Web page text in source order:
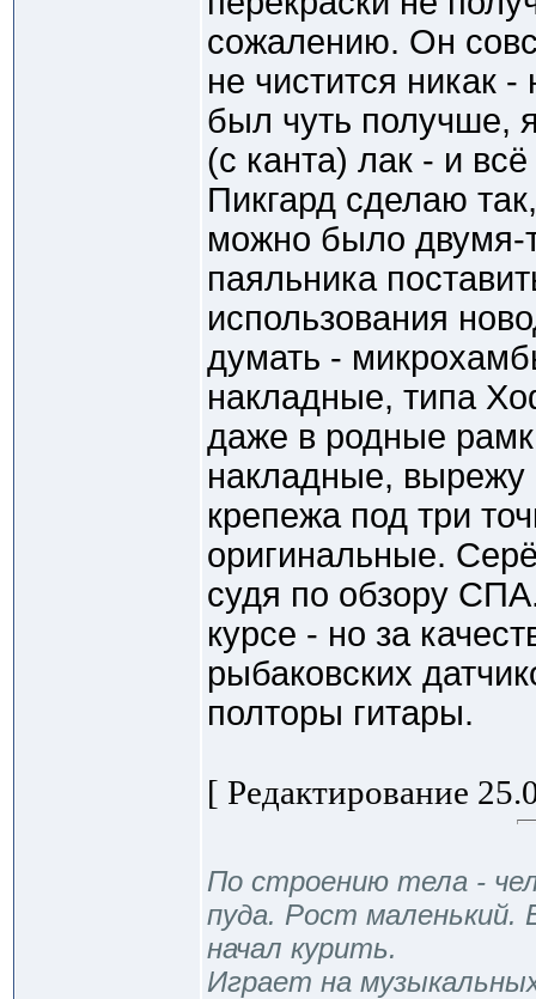
сожалению. Он
не чистится никак
был чуть получше,
(с канта) лак - и
Пикгард сделаю
можно было двумя-
паяльника
использования
думать -
накладные, типа
даже в родные
накладные,
крепежа под три
оригинальные.
судя по обзору
курсе - но за
рыбаковских
полторы гитары.
[ Редактирование
По строению тела -
пуда. Рост маленький.
начал курить.
Играет на